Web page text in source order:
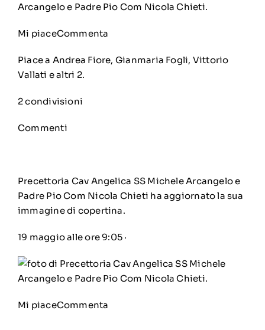
Mi piaceCommenta
Piace a Andrea Fiore, Gianmaria Fogli, Vittorio
Vallati e altri 2.
2 condivisioni
Commenti
Precettoria Cav Angelica SS Michele Arcangelo e
Padre Pio Com Nicola Chieti ha aggiornato la sua
immagine di copertina.
19 maggio alle ore 9:05 ·
Mi piaceCommenta